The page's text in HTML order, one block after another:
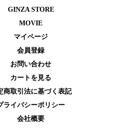
GINZA STORE
MOVIE
マイページ
会員登録
お問い合わせ
カートを⾒る
商取引法に基づく表記
ライバシーポリシー
会社概要